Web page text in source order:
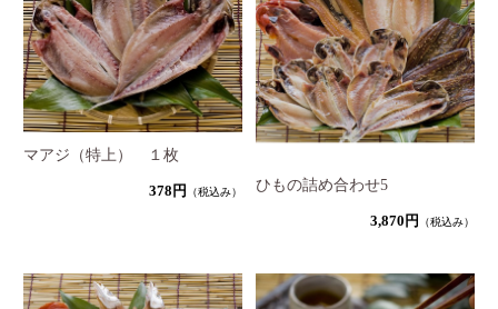
マアジ（特上） １枚
378円 （税込み） ひもの詰め合わせ5
3,870円 （税込み）